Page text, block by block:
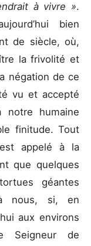
à vivre ».
bien
de siècle, où,
la frivolité et
négation de ce
vu et accepté
notre humaine
finitude. Tout
appelé à la
que quelques
géantes
nous, si, en
aux environs
Seigneur de